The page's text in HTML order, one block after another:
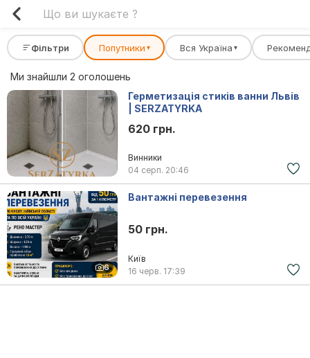
Фільтри Попутники ▾ Вся Україна ▾
Ми знайшли 2 оголошень
Герметизація стиків ванни Львів
| SERZATYRKA
620 грн.
Винники
04 серп. 20:46
6
Вантажні перевезення
50 грн.
Київ
16 черв. 17:39